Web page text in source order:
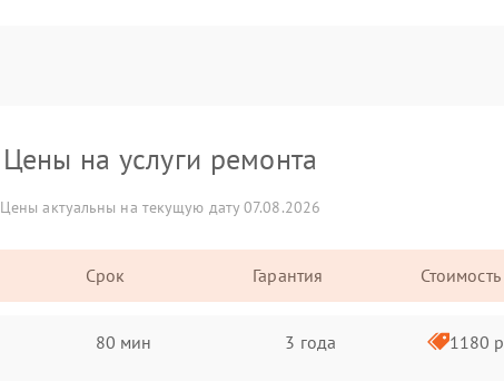
Цены на услуги ремонта
Цены актуальны на текущую дату 07.08.2026
Срок Гарантия Стоимость
80 мин 3 года 1180 р